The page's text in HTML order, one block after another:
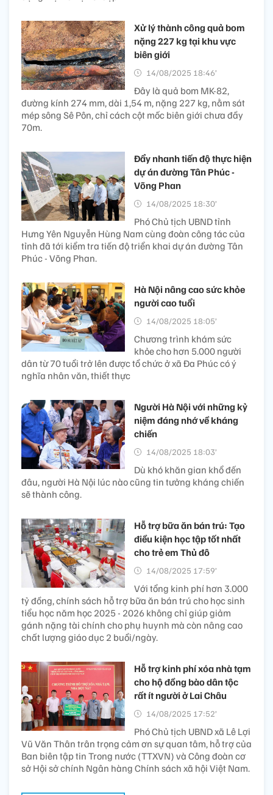
Xử lý thành công quả bom
nặng 227 kg tại khu vực
biên giới
14/08/2025 18:46’
Đây là quả bom MK-82,
đường kính 274 mm, dài 1,54 m, nặng 227 kg, nằm sát
mép sông Sê Pôn, chỉ cách cột mốc biên giới chưa đầy
70m.
Đẩy nhanh tiến độ thực hiện
dự án đường Tân Phúc -
Võng Phan
14/08/2025 18:30’
Phó Chủ tịch UBND tỉnh
Hưng Yên Nguyễn Hùng Nam cùng đoàn công tác của
tỉnh đã tới kiểm tra tiến độ triển khai dự án đường Tân
Phúc - Võng Phan.
Hà Nội nâng cao sức khỏe
người cao tuổi
14/08/2025 18:05’
Chương trình khám sức
khỏe cho hơn 5.000 người
dân từ 70 tuổi trở lên được tổ chức ở xã Đa Phúc có ý
nghĩa nhân văn, thiết thực
Người Hà Nội với những kỷ
niệm đáng nhớ về kháng
chiến
14/08/2025 18:03’
Dù khó khăn gian khổ đến
đâu, người Hà Nội lúc nào cũng tin tưởng kháng chiến
sẽ thành công.
Hỗ trợ bữa ăn bán trú: Tạo
điều kiện học tập tốt nhất
cho trẻ em Thủ đô
14/08/2025 17:59’
Với tổng kinh phí hơn 3.000
tỷ đồng, chính sách hỗ trợ bữa ăn bán trú cho học sinh
tiểu học năm học 2025 - 2026 không chỉ giúp giảm
gánh nặng tài chính cho phụ huynh mà còn nâng cao
chất lượng giáo dục 2 buổi/ngày.
Hỗ trợ kinh phí xóa nhà tạm
cho hộ đồng bào dân tộc
rất ít người ở Lai Châu
14/08/2025 17:52’
Phó Chủ tịch UBND xã Lê Lợi
Vũ Văn Thân trân trọng cảm ơn sự quan tâm, hỗ trợ của
Ban biên tập tin Trong nước (TTXVN) và Công đoàn cơ
sở Hội sở chính Ngân hàng Chính sách xã hội Việt Nam.